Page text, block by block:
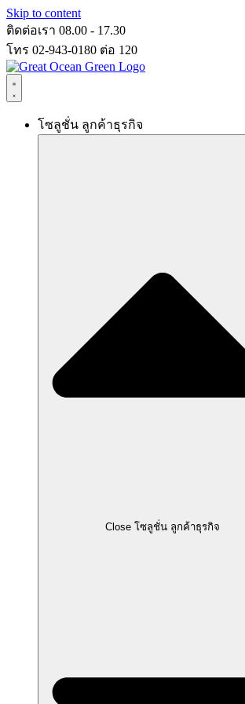
Skip to content
ติดต่อเรา 08.00 - 17.30
โทร 02-943-0180 ต่อ 120
โซลูชั่น ลูกค้าธุรกิจ
Close โซลูชั่น ลูกค้าธุรกิจ